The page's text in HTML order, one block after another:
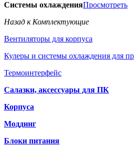
Системы охлажденияПросмотреть
Назад к Комплектующие
Вентиляторы для корпуса
Кулеры и системы охлаждения для
Термоинтерфейс
Салазки, аксессуары для ПК
Корпуса
Моддинг
Блоки питания